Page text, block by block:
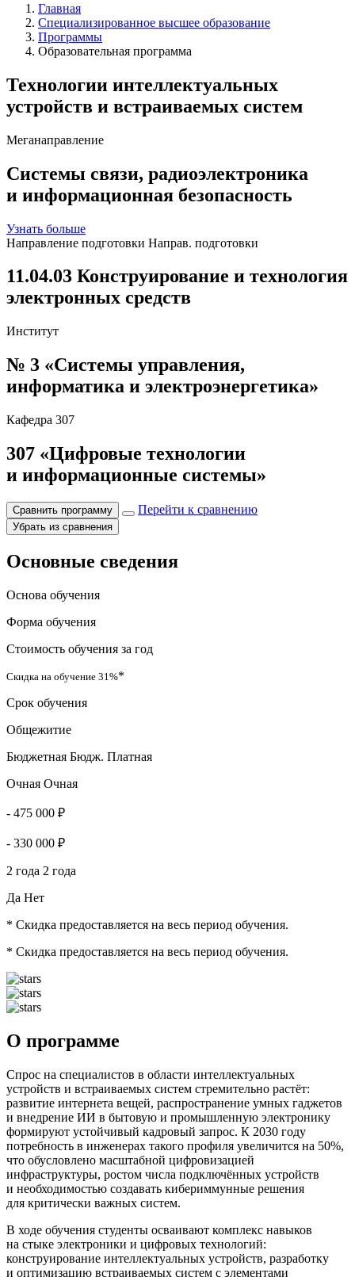
Главная
Специализированное высшее образование
Программы
Образовательная программа
Технологии интеллектуальных
устройств и встраиваемых систем
Меганаправление
Cистемы связи, радиоэлектроника
и информационная безопасность
Узнать больше
Направление подготовки Направ. подготовки
11.04.03 Конструирование и технология
электронных средств
Институт
№ 3 «Системы управления,
информатика и электроэнергетика»
Кафедра 307
307 «Цифровые технологии
и информационные системы»
Сравнить программу Перейти к сравнению
Убрать из сравнения
Основные сведения
Основа обучения
Форма обучения
Стоимость обучения за год
Скидка на обучение 31%*
Срок обучения
Общежитие
Бюджетная Бюдж. Платная
Очная Очная
- 475 000 ₽
- 330 000 ₽
2 года 2 года
Да Нет
* Скидка предоставляется на весь период обучения.
* Скидка предоставляется на весь период обучения.
О программе
Спрос на специалистов в области интеллектуальных
устройств и встраиваемых систем стремительно растёт:
развитие интернета вещей, распространение умных гаджетов
и внедрение ИИ в бытовую и промышленную электронику
формируют устойчивый кадровый запрос. К 2030 году
потребность в инженерах такого профиля увеличится на 50%,
что обусловлено масштабной цифровизацией
инфраструктуры, ростом числа подключённых устройств
и необходимостью создавать кибериммунные решения
для критически важных систем.
В ходе обучения студенты осваивают комплекс навыков
на стыке электроники и цифровых технологий:
конструирование интеллектуальных устройств, разработку
и оптимизацию встраиваемых систем с элементами